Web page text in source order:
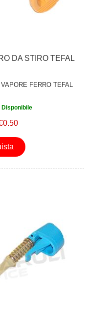
DA STIRO TEFAL
FERRO TEFAL
Disponibile